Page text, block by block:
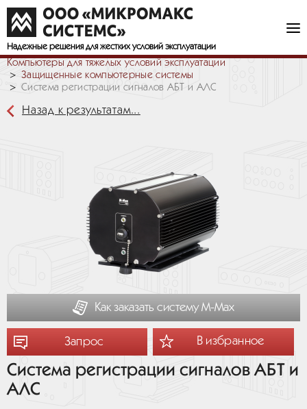
Надежные решения для жестких условий эксплуатации
Компьютеры для тяжелых условий эксплуатации
Защищенные компьютерные системы
Система регистрации сигналов АБТ и АЛС
Назад к результатам...
Как заказать систему М-Мах
Запрос В избранное
Система регистрации сигналов АБТ и
АЛС